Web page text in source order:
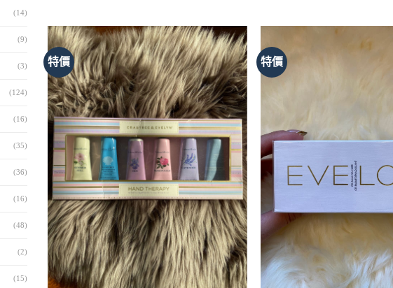
(14)
(9)
(3)
(124)
(16)
(35)
(36)
(16)
(48)
(2)
(15)
特價 特價